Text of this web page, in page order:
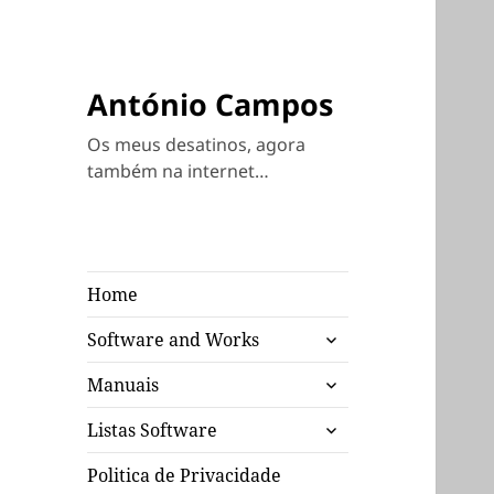
António Campos
Os meus desatinos, agora
também na internet…
Home
Software and Works
expandir
submenu
Manuais
expandir
submenu
Listas Software
expandir
submenu
Politica de Privacidade